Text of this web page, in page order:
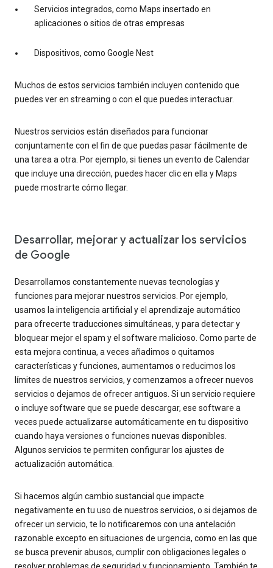
Servicios integrados, como Maps insertado en
aplicaciones o sitios de otras empresas
Dispositivos, como Google Nest
Muchos de estos servicios también incluyen contenido que
puedes ver en streaming o con el que puedes interactuar.
Nuestros servicios están diseñados para funcionar
conjuntamente con el fin de que puedas pasar fácilmente de
una tarea a otra. Por ejemplo, si tienes un evento de Calendar
que incluye una dirección, puedes hacer clic en ella y Maps
puede mostrarte cómo llegar.
Desarrollar, mejorar y actualizar los servicios
de Google
Desarrollamos constantemente nuevas tecnologías y
funciones para mejorar nuestros servicios. Por ejemplo,
usamos la inteligencia artificial y el aprendizaje automático
para ofrecerte traducciones simultáneas, y para detectar y
bloquear mejor el spam y el software malicioso. Como parte de
esta mejora continua, a veces añadimos o quitamos
características y funciones, aumentamos o reducimos los
límites de nuestros servicios, y comenzamos a ofrecer nuevos
servicios o dejamos de ofrecer antiguos. Si un servicio requiere
o incluye software que se puede descargar, ese software a
veces puede actualizarse automáticamente en tu dispositivo
cuando haya versiones o funciones nuevas disponibles.
Algunos servicios te permiten configurar los ajustes de
actualización automática.
Si hacemos algún cambio sustancial que impacte
negativamente en tu uso de nuestros servicios, o si dejamos de
ofrecer un servicio, te lo notificaremos con una antelación
razonable excepto en situaciones de urgencia, como en las que
se busca prevenir abusos, cumplir con obligaciones legales o
resolver problemas de seguridad y funcionamiento. También te